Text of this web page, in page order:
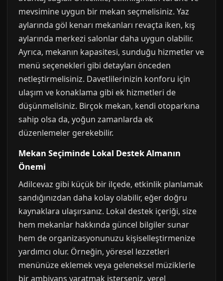
mevsimine uygun bir mekan seçmelisiniz. Yaz
aylarında göl kenarı mekanları revaçta iken, kış
aylarında merkezi salonlar daha uygun olabilir.
Ayrıca, mekanın kapasitesi, sunduğu hizmetler ve
menü seçenekleri gibi detayları önceden
netleştirmelisiniz. Davetlilerinizin konforu için
ulaşım ve konaklama gibi ek hizmetleri de
düşünmelisiniz. Birçok mekan, kendi otoparkına
sahip olsa da, yoğun zamanlarda ek
düzenlemeler gerekebilir.
Mekan Seçiminde Lokal Destek Almanın
Önemi
Adilcevaz gibi küçük bir ilçede, etkinlik planlamak
sandığınızdan daha kolay olabilir, eğer doğru
kaynaklara ulaşırsanız. Lokal destek içeriği, size
hem mekanlar hakkında güncel bilgiler sunar
hem de organizasyonunuzu kişiselleştirmenize
yardımcı olur. Örneğin, yöresel lezzetleri
menünüze eklemek veya geleneksel müziklerle
bir ambiyans yaratmak isterseniz, yerel